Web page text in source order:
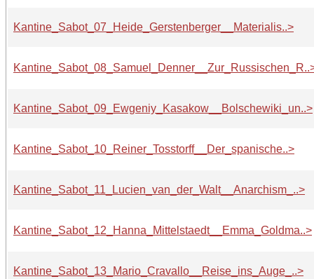
Kantine_Sabot_07_Heide_Gerstenberger__Materialis..>
Kantine_Sabot_09_Ewgeniy_Kasakow__Bolschewiki_un..>
Kantine_Sabot_10_Reiner_Tosstorff__Der_spanische..>
Kantine_Sabot_11_Lucien_van_der_Walt__Anarchism_..>
Kantine_Sabot_12_Hanna_Mittelstaedt__Emma_Goldma..>
Kantine_Sabot_13_Mario_Cravallo__Reise_ins_Auge_..>